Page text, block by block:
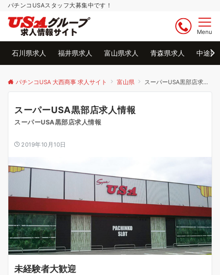
パチンコUSAスタッフ大募集中です！
Menu
石川県求人 福井県求人 富山県求人 青森県求人 中途採
パチンコUSA 大西商事 求人サイト 富山県 スーパーUSA黒部店求人情報
スーパーUSA黒部店求人情報
スーパーUSA黒部店求人情報
2019年10月10日
未経験者大歓迎